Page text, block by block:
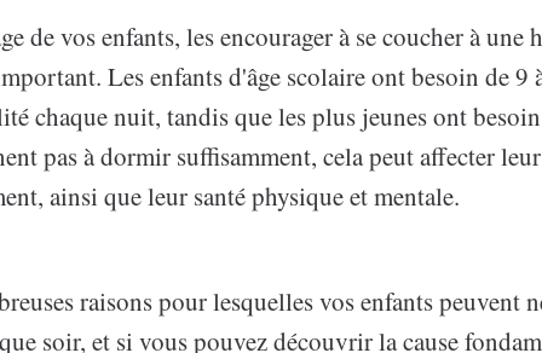
de vos enfants, les encourager à se coucher à une
Les enfants d'âge scolaire ont besoin de 9
chaque nuit, tandis que les plus jeunes ont
pas à dormir suffisamment, cela peut affecter
ainsi que leur santé physique et mentale.
raisons pour lesquelles vos enfants peuvent
soir, et si vous pouvez découvrir la cause